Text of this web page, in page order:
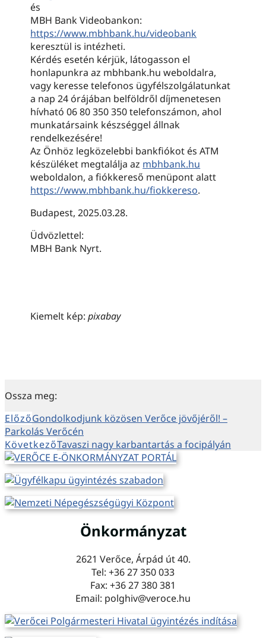
és
MBH Bank Videobankon:
https://www.mbhbank.hu/videobank
keresztül is intézheti.
Kérdés esetén kérjük, látogasson el
honlapunkra az mbhbank.hu weboldalra,
vagy keresse telefonos ügyfélszolgálatunkat
a nap 24 órájában belföldről díjmenetesen
hívható 06 80 350 350 telefonszámon, ahol
munkatársaink készséggel állnak
rendelkezésére!
Az Önhöz legközelebbi bankfiókot és ATM
készüléket megtalálja az mbhbank.hu
weboldalon, a fiókkereső menüpont alatt
https://www.mbhbank.hu/fiokkereso.
Budapest, 2025.03.28.
Üdvözlettel:
MBH Bank Nyrt.
Kiemelt kép:pixabay
Ossza meg:
ElőzőGondolkodjunk közösen Verőce jövőjéről! –
Parkolás Verőcén
KövetkezőTavaszi nagy karbantartás a focipályán
Önkormányzat
2621 Verőce, Árpád út 40.
Tel: +36 27 350 033
Fax: +36 27 380 381
Email: polghiv@veroce.hu